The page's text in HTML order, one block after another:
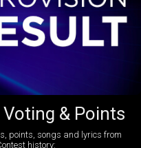
& Points
points, songs and lyrics from
history: